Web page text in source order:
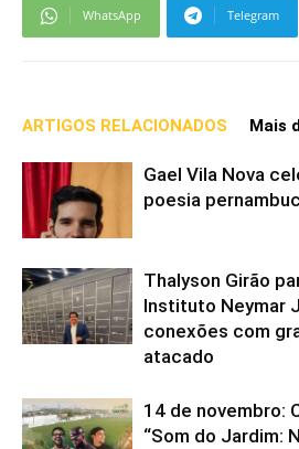
WhatsApp Telegram
ARTIGOS RELACIONADOS Mais
Gael Vila Nova
poesia
Thalyson Girão
Instituto Neymar
conexões com
atacado
14 de novembro:
“Som do Jardim: